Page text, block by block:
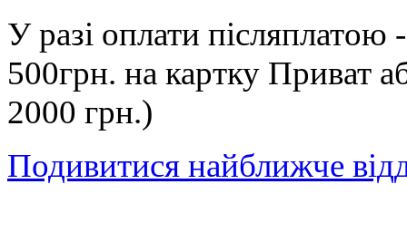
У разі оплати післяплатою
500грн. на картку Приват
2000 грн.)
Подивитися найближче